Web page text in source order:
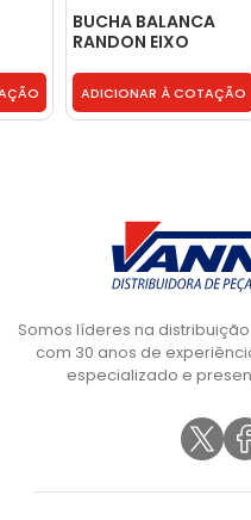
BUCHA BALANCA
RANDON EIXO
301008344
ADICIONAR À COTAÇÃO
Somos líderes na
com 30 anos de
especializado e